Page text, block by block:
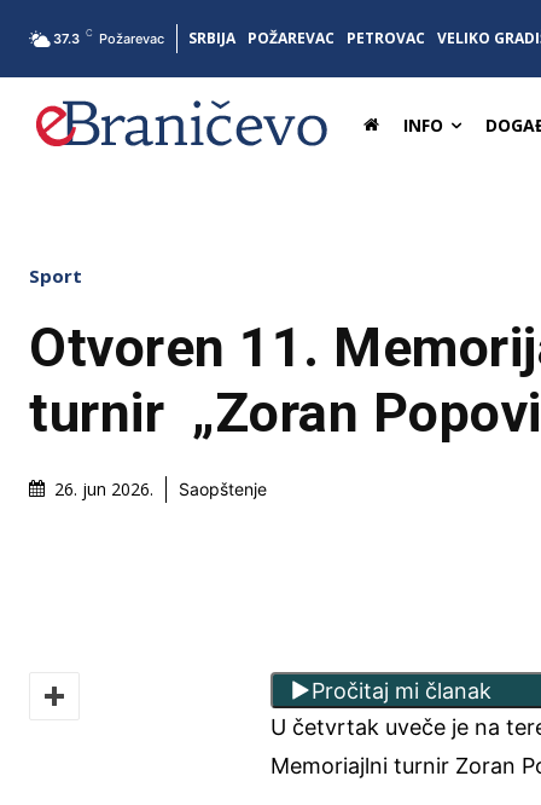
37.3 C Požarevac SRBIJA POŽAREVAC PETROVAC VELIKO
INFO
Sport
Otvoren 11.
turnir „Zoran
26. jun 2026. Saopštenje
Pročitaj mi članak
U četvrtak uveče je na
Memoriajlni turnir Zoran